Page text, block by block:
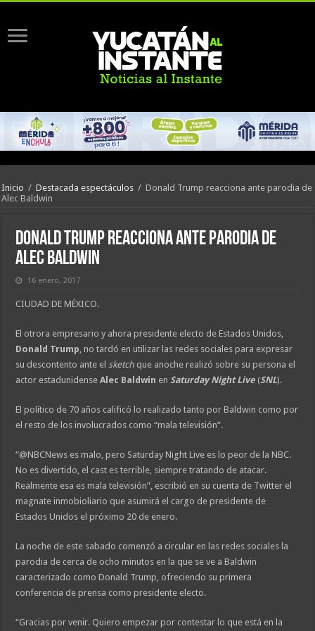
Inicio / Destacada espectáculos / Donald Trump reacciona ante parodia de
Alec Baldwin
Donald Trump reacciona ante parodia de
Alec Baldwin
16 enero, 2017
CIUDAD DE MÉXICO.
El otrora empresario y ahora presidente electo de Estados Unidos,
Donald Trump , no tardó en utilizar las redes sociales para expresar
su descontento ante el sketch que anoche realizó sobre su persona el
actor estadunidenseAlec Baldwin en Saturday Night Live (SNL).
El político de 70 años calificó lo realizado tanto por Baldwin como por
el resto de los involucrados como “mala televisión”.
“@NBCNews es malo, pero Saturday Night Live es lo peor de la NBC.
No es divertido, el cast es terrible, siempre tratando de atacar.
Realmente esa es mala televisión”, escribió en su cuenta de Twitter el
magnate inmobioliario que asumirá el cargo de presidente de
Estados Unidos el próximo 20 de enero.
La noche de este sabado comenzó a circular en las redes sociales la
parodia de cerca de ocho minutos en la que se ve a Baldwin
caracterizado como Donald Trump, ofreciendo su primera
conferencia de prensa como presidente electo.
“Gracias por venir. Quiero empezar por contestar lo que está en la